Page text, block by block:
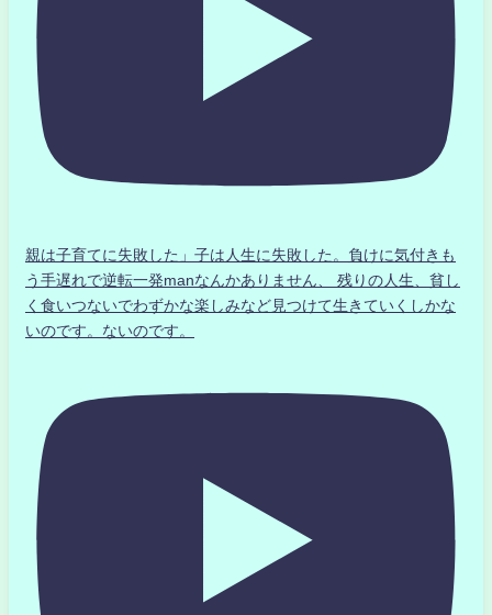
親は子育てに失敗した」子は人生に失敗した。負けに気付きも
う手遅れで逆転一発manなんかありません、 残りの人生、貧し
く食いつないでわずかな楽しみなど見つけて生きていくしかな
いのです。ないのです。